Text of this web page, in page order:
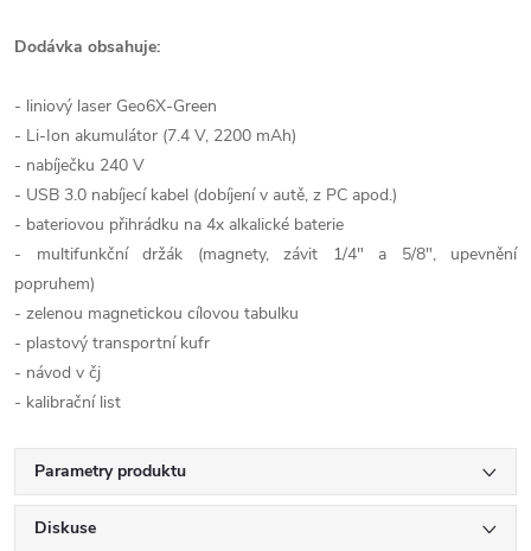
Dodávka obsahuje:
- liniový laser Geo6X-Green
- Li-Ion akumulátor (7.4 V, 2200 mAh)
- nabíječku 240 V
- USB 3.0 nabíjecí kabel (dobíjení v autě, z PC apod.)
- bateriovou přihrádku na 4x alkalické baterie
- multifunkční držák (magnety, závit 1/4" a 5/8", upevnění
popruhem)
- zelenou magnetickou cílovou tabulku
- plastový transportní kufr
- návod v čj
- kalibrační list
Parametry produktu
Diskuse